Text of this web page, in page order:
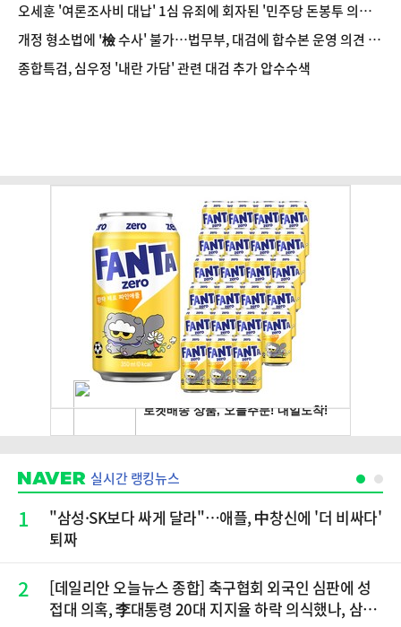
오세훈 '여론조사비 대납' 1심 유죄에 회자된 '민주당 돈봉투 의
혹'…왜?
개정 형소법에 '檢 수사' 불가…법무부, 대검에 합수본 운영 의견 조
회
종합특검, 심우정 '내란 가담' 관련 대검 추가 압수수색
실시간 랭킹뉴스
1
"삼성·SK보다 싸게 달라"…애플, 中창신에 '더 비싸다'
퇴짜
2
[데일리안 오늘뉴스 종합] 축구협회 외국인 심판에 성
접대 의혹, 李대통령 20대 지지율 하락 의식했나, 삼전